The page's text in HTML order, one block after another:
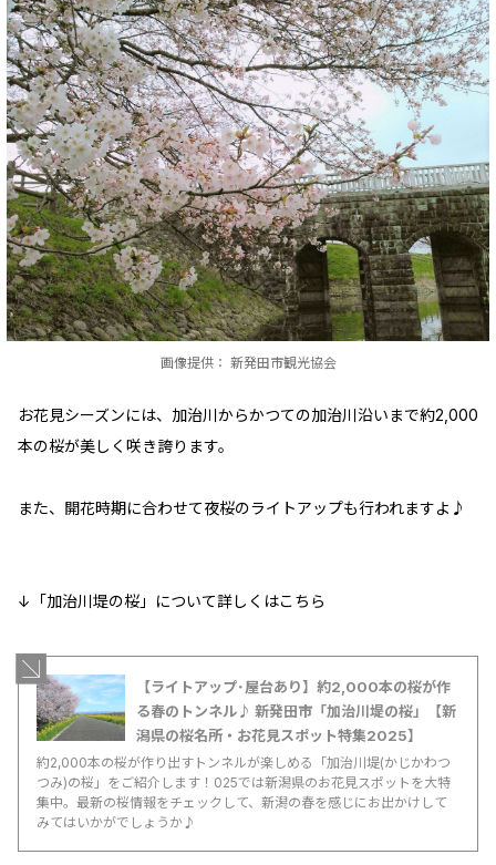
画像提供： 新発田市観光協会
お花見シーズンには、加治川からかつての加治川沿いまで約2,000
本の桜が美しく咲き誇ります。
また、開花時期に合わせて夜桜のライトアップも行われますよ♪
↓「加治川堤の桜」について詳しくはこちら
【ライトアップ･屋台あり】約2,000本の桜が作
る春のトンネル♪ 新発田市「加治川堤の桜」【新
潟県の桜名所・お花見スポット特集2025】
約2,000本の桜が作り出すトンネルが楽しめる「加治川堤(かじかわつ
つみ)の桜」をご紹介します！025では新潟県のお花見スポットを大特
集中。最新の桜情報をチェックして、新潟の春を感じにお出かけして
みてはいかがでしょうか♪